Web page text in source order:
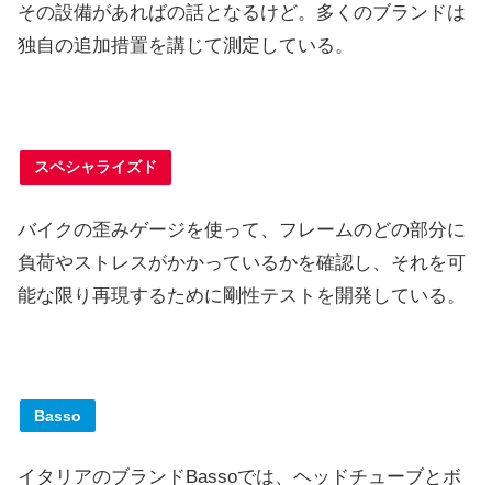
その設備があればの話となるけど。多くのブランドは
独自の追加措置を講じて測定している。
スペシャライズド
バイクの歪みゲージを使って、フレームのどの部分に
負荷やストレスがかかっているかを確認し、それを可
能な限り再現するために剛性テストを開発している。
Basso
イタリアのブランドBassoでは、ヘッドチューブとボ